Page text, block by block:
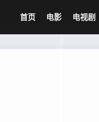
首页 电影 电视剧